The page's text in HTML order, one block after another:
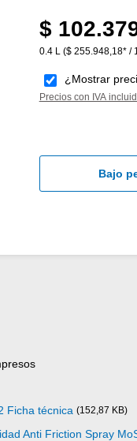
Precio normal:
$
0.4 L ($ 255.948,18* /
¿Mostrar
Precios con IVA
Bajo
Ficha técnica (152,87 KB)
Anti Friction Spray